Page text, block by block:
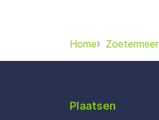
Home Zoetermeer
Plaatsen